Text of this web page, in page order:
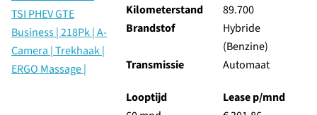
Kilometerstand
89.700
Brandstof
Hybride
(Benzine)
Transmissie
Automaat
Looptijd
Lease p/mnd